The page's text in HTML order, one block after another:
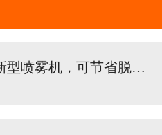
合富莱推出新型喷雾机，可节省脱模剂15%、雾化效果提升40%